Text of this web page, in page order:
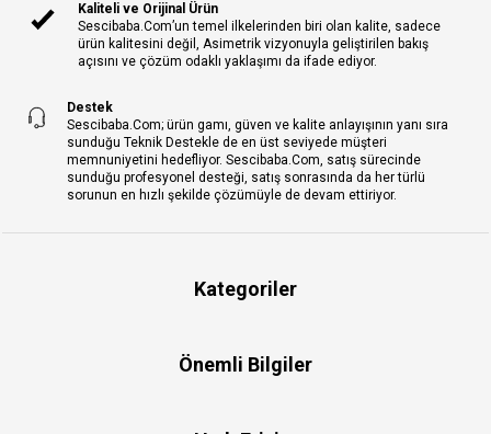
Kaliteli ve Orijinal Ürün
Sescibaba.Com’un temel ilkelerinden biri olan kalite, sadece
ürün kalitesini değil, Asimetrik vizyonuyla geliştirilen bakış
açısını ve çözüm odaklı yaklaşımı da ifade ediyor.
Destek
Sescibaba.Com; ürün gamı, güven ve kalite anlayışının yanı sıra
sunduğu Teknik Destekle de en üst seviyede müşteri
memnuniyetini hedefliyor. Sescibaba.Com, satış sürecinde
sunduğu profesyonel desteği, satış sonrasında da her türlü
sorunun en hızlı şekilde çözümüyle de devam ettiriyor.
Kategoriler
Önemli Bilgiler